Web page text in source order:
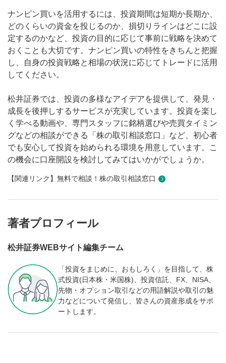
ナンピン買いを活用するには、投資期間は短期か長期か、
どのくらいの資金を投じるのか、損切りラインはどこに設
定するのかなど、投資の目的に応じて事前に戦略を決めて
おくことも大切です。ナンピン買いの特性をきちんと把握
し、自身の投資戦略と相場の状況に応じてトレードに活用
してください。
松井証券では、投資の多様なアイデアを提供して、発見・
成長を後押しするサービスが充実しています。投資を楽し
く学べる動画や、専門スタッフに銘柄選びや売買タイミン
グなどの相談ができる「株の取引相談窓口」など、初心者
でも安心して投資を始められる環境を用意しています。こ
の機会に口座開設を検討してみてはいかがでしょうか。
【関連リンク】無料で相談！株の取引相談窓口
著者プロフィール
松井証券WEBサイト編集チーム
「投資をまじめに、おもしろく」を目指して、株
式投資(日本株・米国株)、投資信託、FX、NISA、
先物・オプション取引などの用語解説や取引の魅
力などについて発信し、皆さんの資産形成をサポ
ートします。